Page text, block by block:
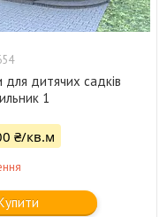
для дитячих садків
1
₴/кв.м